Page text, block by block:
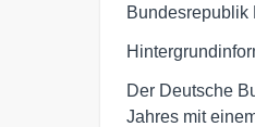
Bundesrepublik
Der Deutsche
Jahres mit